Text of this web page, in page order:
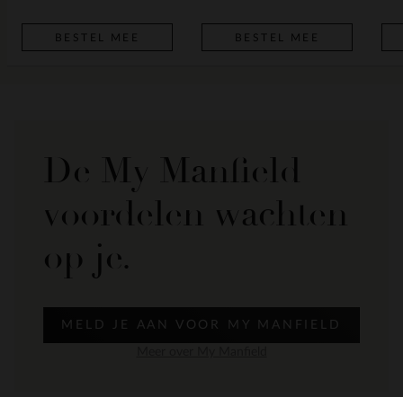
BESTEL MEE BESTEL MEE
De My Manfield
voordelen wachten
op je.
MELD JE AAN VOOR MY MANFIELD